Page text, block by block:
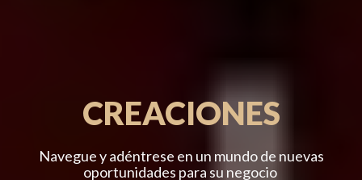
CREACIONES
Navegue y adéntrese en un mundo de nuevas
oportunidades para su negocio